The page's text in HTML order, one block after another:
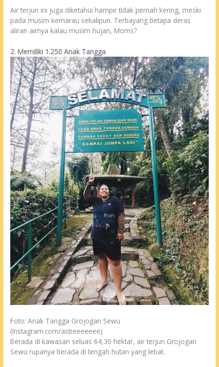
Air terjun ini juga diketahui hampir tidak pernah kering, meski
pada musim kemarau sekalipun. Terbayang betapa deras
aliran airnya kalau musim hujan, Moms?
2. Memiliki 1.250 Anak Tangga
Foto: Anak Tangga Grojogan Sewu
(Instagram.com/astreeeeeee)
Berada di kawasan seluas 64,30 hektar, air terjun Grojogan
Sewu rupanya berada di tengah hutan yang lebat.